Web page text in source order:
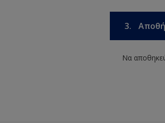
3.
Να